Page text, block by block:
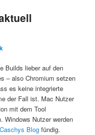
Builds lieber auf den
– also Chromium setzen
es keine integrierte
der Fall ist. Mac Nutzer
mit dem Tool
Windows Nutzer werden
Caschys Blog fündig.